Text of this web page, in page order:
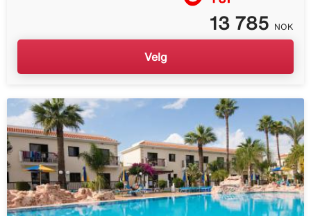
13 785 NOK
Velg